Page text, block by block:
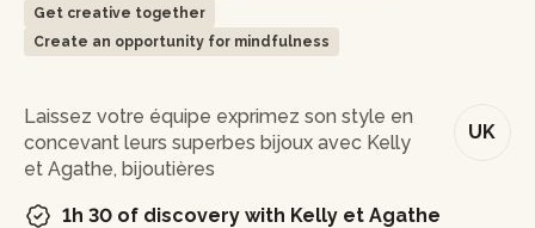
Get creative together
Create an opportunity for mindfulness
In brief
UK
Laissez votre équipe exprimez son style en
concevant leurs superbes bijoux avec Kelly
et Agathe, bijoutières
1h 30 of discovery with Kelly et Agathe